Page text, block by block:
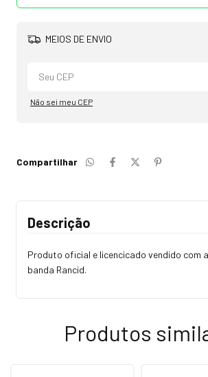
MEIOS DE ENVIO
Não sei meu CEP
Compartilhar
Descrição
Produto oficial e licencicado vendido com
banda Rancid.
Produtos